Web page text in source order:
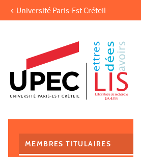
Aller au contenu
Recherche
Navigation secondaire
Université Paris-Est Créteil
MEMBRES TITULAIRES